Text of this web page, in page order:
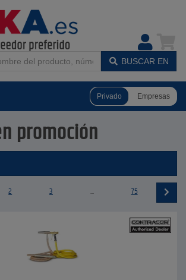
BUSCAR EN
Privado Empresas
promoción
2 3 ... 75